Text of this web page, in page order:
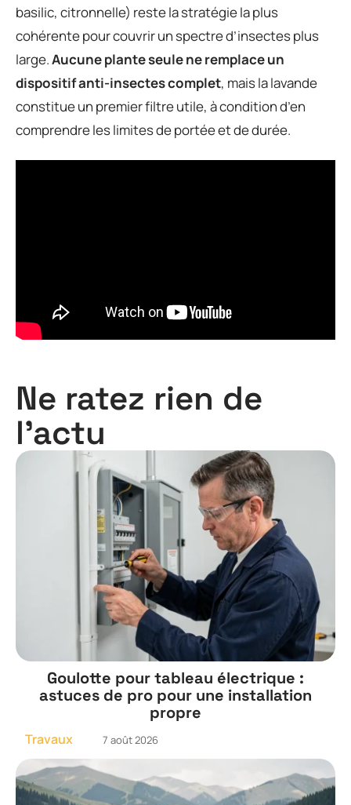
basilic, citronnelle) reste la stratégie la plus
cohérente pour couvrir un spectre d’insectes plus
large.Aucune plante seule ne remplace un
dispositif anti-insectes complet, mais la lavande
constitue un premier filtre utile, à condition d’en
comprendre les limites de portée et de durée.
Ne ratez rien de
l'actu
Goulotte pour tableau électrique :
astuces de pro pour une installation
propre
Travaux 7 août 2026